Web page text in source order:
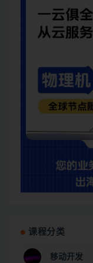
课程分类
移动开发